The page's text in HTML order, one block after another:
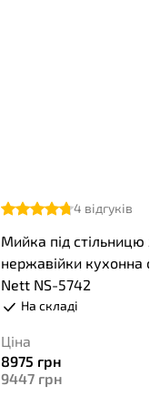
4 відгуків
Мийка під стільницю з
нержавійки кухонна
Nett NS-5742
На складі
Ціна
8975 грн
9447 грн